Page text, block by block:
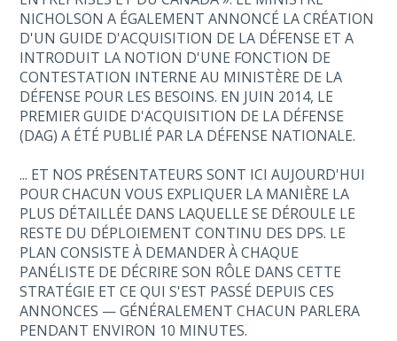
NICHOLSON A ÉGALEMENT ANNONCÉ LA CRÉATION
D'UN GUIDE D'ACQUISITION DE LA DÉFENSE ET A
INTRODUIT LA NOTION D'UNE FONCTION DE
CONTESTATION INTERNE AU MINISTÈRE DE LA
DÉFENSE POUR LES BESOINS. EN JUIN 2014, LE
PREMIER GUIDE D'ACQUISITION DE LA DÉFENSE
(DAG) A ÉTÉ PUBLIÉ PAR LA DÉFENSE NATIONALE.
... ET NOS PRÉSENTATEURS SONT ICI AUJOURD'HUI
POUR CHACUN VOUS EXPLIQUER LA MANIÈRE LA
PLUS DÉTAILLÉE DANS LAQUELLE SE DÉROULE LE
RESTE DU DÉPLOIEMENT CONTINU DES DPS. LE
PLAN CONSISTE À DEMANDER À CHAQUE
PANÉLISTE DE DÉCRIRE SON RÔLE DANS CETTE
STRATÉGIE ET CE QUI S'EST PASSÉ DEPUIS CES
ANNONCES — GÉNÉRALEMENT CHACUN PARLERA
PENDANT ENVIRON 10 MINUTES.